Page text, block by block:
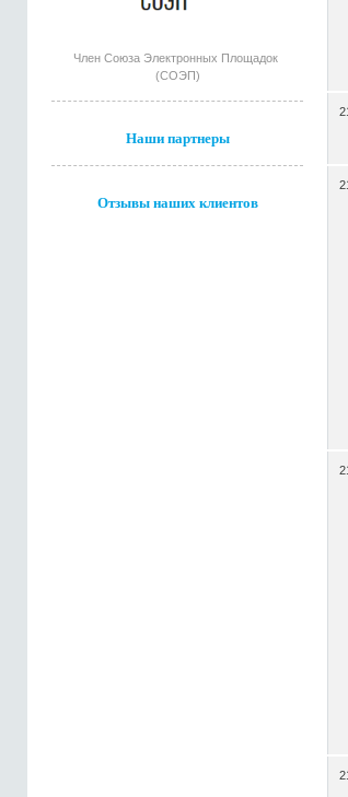
Член Союза Электронных Площадок
(СОЭП)
Наши партнеры
Отзывы наших клиентов